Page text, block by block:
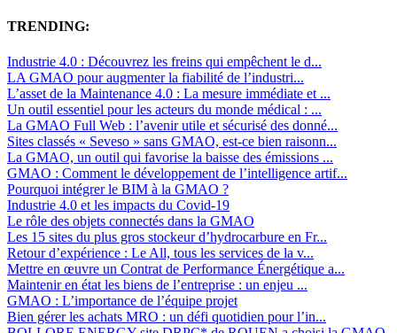
TRENDING:
Industrie 4.0 : Découvrez les freins qui empêchent le d...
LA GMAO pour augmenter la fiabilité de l’industri...
L’asset de la Maintenance 4.0 : La mesure immédiate et ...
Un outil essentiel pour les acteurs du monde médical : ...
La GMAO Full Web : l’avenir utile et sécurisé des donné...
Sites classés « Seveso » sans GMAO, est-ce bien raisonn...
La GMAO, un outil qui favorise la baisse des émissions ...
GMAO : Comment le développement de l’intelligence artif...
Pourquoi intégrer le BIM à la GMAO ?
Industrie 4.0 et les impacts du Covid-19
Le rôle des objets connectés dans la GMAO
Les 15 sites du plus gros stockeur d’hydrocarbure en Fr...
Retour d’expérience : Le All, tous les services de la v...
Mettre en œuvre un Contrat de Performance Énergétique a...
Maintenir en état les biens de l’entreprise : un enjeu ...
GMAO : L’importance de l’équipe projet
Bien gérer les achats MRO : un défi quotidien pour l’in...